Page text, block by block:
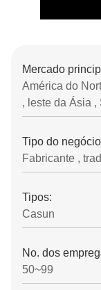
Mercado
América do
, leste da Ásia
Tipo do
Fabricante ,
Tipos:
Casun
No. dos
50~99